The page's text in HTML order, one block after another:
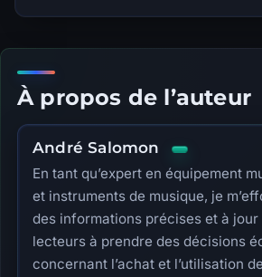
À propos de l’auteur
André Salomon
En tant qu’expert en équipement
et instruments de musique, je
des informations précises et à
lecteurs à prendre des décisions
concernant l’achat et l’utilisation